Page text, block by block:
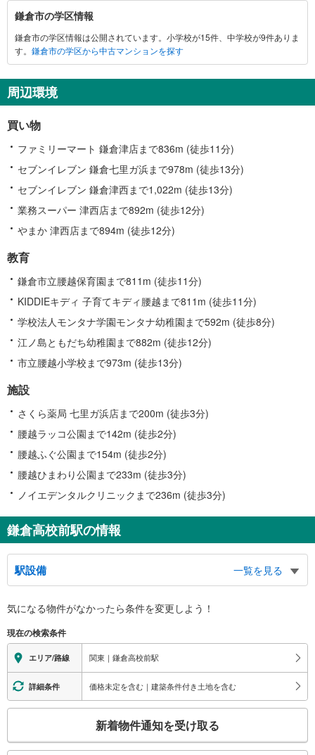
鎌
倉
市
に
す
る
報
鎌倉市の学区情報
鎌倉市の学区情報は公開されています。小学校が15件、中学校が9件ありま
す。 鎌倉市の学区から中古マンションを探す
周辺環境
買い物
ファミリーマート 鎌倉津店まで836m (徒歩11分)
セブンイレブン 鎌倉七里ガ浜まで978m (徒歩13分)
セブンイレブン 鎌倉津西まで1,022m (徒歩13分)
業務スーパー 津西店まで892m (徒歩12分)
やまか 津西店まで894m (徒歩12分)
教育
鎌倉市立腰越保育園まで811m (徒歩11分)
KIDDIEキディ 子育てキディ腰越まで811m (徒歩11分)
学校法人モンタナ学園モンタナ幼稚園まで592m (徒歩8分)
江ノ島ともだち幼稚園まで882m (徒歩12分)
市立腰越小学校まで973m (徒歩13分)
施設
さくら薬局 七里ガ浜店まで200m (徒歩3分)
腰越ラッコ公園まで142m (徒歩2分)
腰越ふぐ公園まで154m (徒歩2分)
腰越ひまわり公園まで233m (徒歩3分)
ノイエデンタルクリニックまで236m (徒歩3分)
鎌倉高校前駅の情報
駅設備
一覧を見る
※段差なしでの移動経路
地上⇔ホーム：○
スロープ
・ホーム⇔地上
気になる物件がなかったら条件を変更しよう！
現在の検索条件
エリア/路線 関東｜鎌倉高校前駅
詳細条件 価格未定を含む｜建築条件付き土地を含む
検
新着物件通知を受け取る